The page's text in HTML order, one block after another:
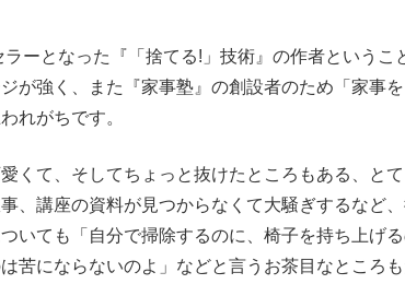
もっと見る
ーとなった『「捨てる!」技術』の作者というこ
が強く、また『家事塾』の創設者のため「家事
れがちです。
くて、そしてちょっと抜けたところもある、と
、講座の資料が見つからなくて大騒ぎするなど
いても「自分で掃除するのに、椅子を持ち上げ
苦にならないのよ」などと言うお茶目なところ